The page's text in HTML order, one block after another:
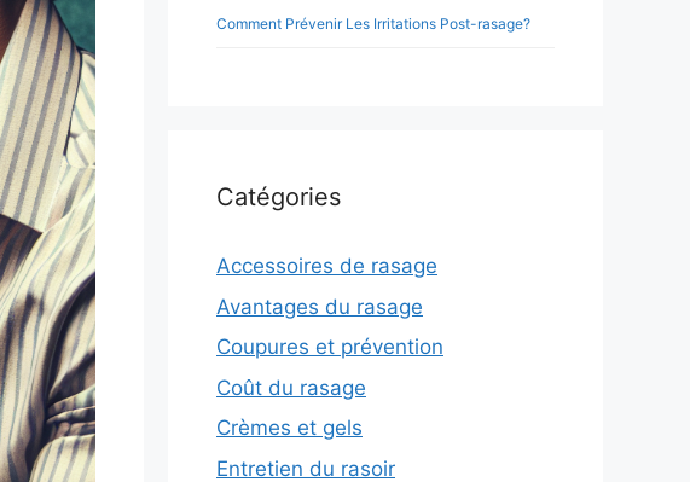
Comment Prévenir Les Irritations Post-rasage?
Catégories
Accessoires de rasage
Avantages du rasage
Coupures et prévention
Coût du rasage
Crèmes et gels
Entretien du rasoir